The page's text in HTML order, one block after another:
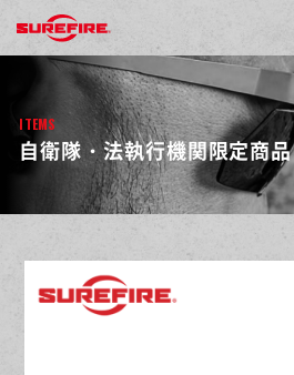
ITEMS
自衛隊・法執行機関限定商品